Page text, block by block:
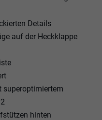
Details
auf der Heckklappe
superoptimiertem
hinten